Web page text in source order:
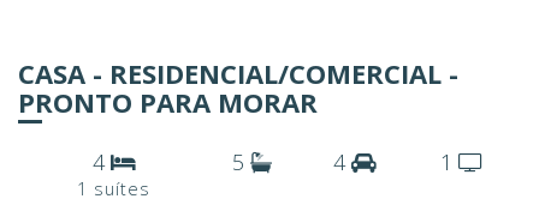
CASA - RESIDENCIAL/COMERCIAL -
PRONTO PARA MORAR
4
1 suítes
5 4 1